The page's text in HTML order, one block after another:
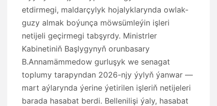
etdirmegi, maldarçylyk hojalyklarynda owlak-
guzy almak boýunça möwsümleýin işleri
netijeli geçirmegi tabşyrdy. Ministrler
Kabinetiniň Başlygynyň orunbasary
B.Annamämmedow gurluşyk we senagat
toplumy tarapyndan 2026-njy ýylyň ýanwar —
mart aýlarynda ýerine ýetirilen işleriň netijeleri
barada hasabat berdi. Bellenilişi ýaly, hasabat